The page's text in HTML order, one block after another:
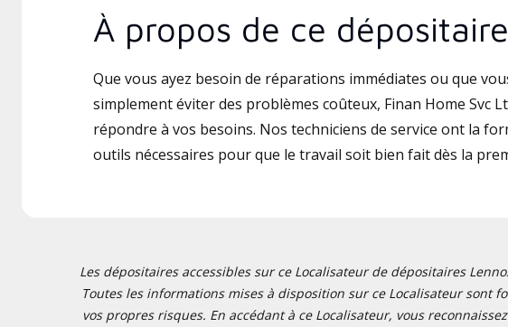
À propos de ce dépositaire
Que vous ayez besoin de réparations immédiates ou que
simplement éviter des problèmes coûteux, Finan Home Svc
répondre à vos besoins. Nos techniciens de service ont la
outils nécessaires pour que le travail soit bien fait dès la
Les dépositaires accessibles sur ce Localisateur de dépositaires
Toutes les informations mises à disposition sur ce Localisateur
vos propres risques. En accédant à ce Localisateur, vous